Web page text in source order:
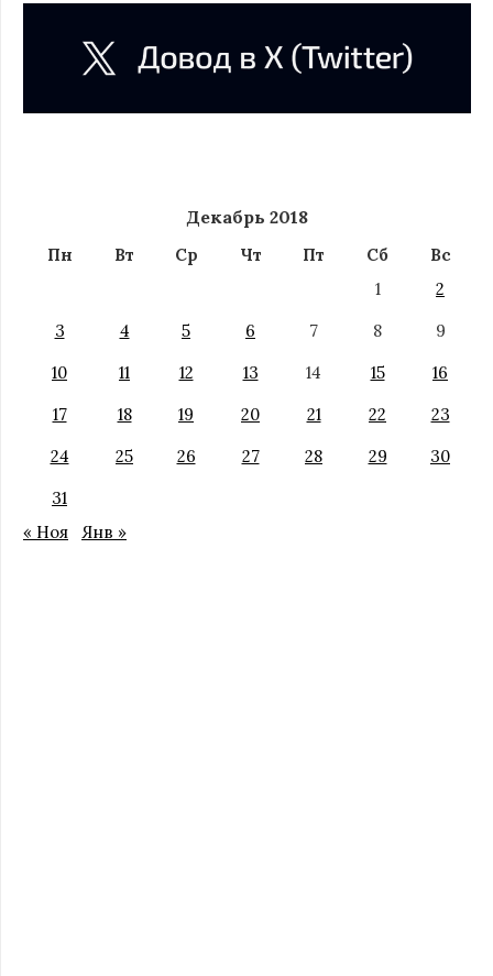
Декабрь 2018
Пн Вт Ср Чт Пт Сб
Вс
1
2
3
4 5 6 7 8
9
10
11 12 13 14 15
16
17
18 19 20 21 22
23
24
25 26 27 28 29
30
31
« Ноя
Янв »